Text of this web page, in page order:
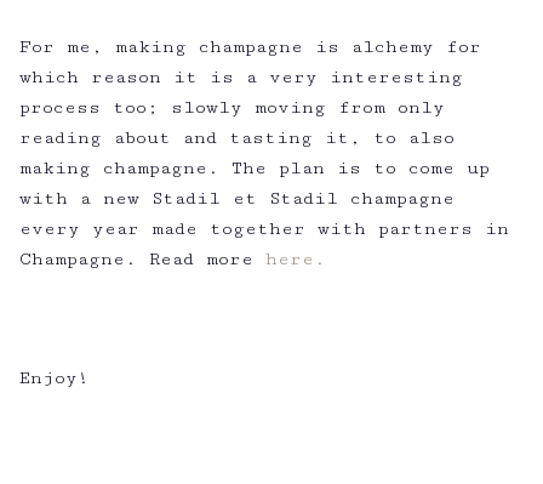
For me, making champagne is alchemy for
which reason it is a very interesting
process too; slowly moving from only
reading about and tasting it, to also
making champagne. The plan is to come up
with a new Stadil et Stadil champagne
every year made together with partners in
Champagne. Read more here.
Enjoy!